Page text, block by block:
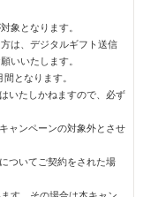
象となります。
は、デジタルギフト送信
いいたします。
となります。
いたしかねますので、必ず
ャンペーンの対象外とさせ
ついてご契約をされた場